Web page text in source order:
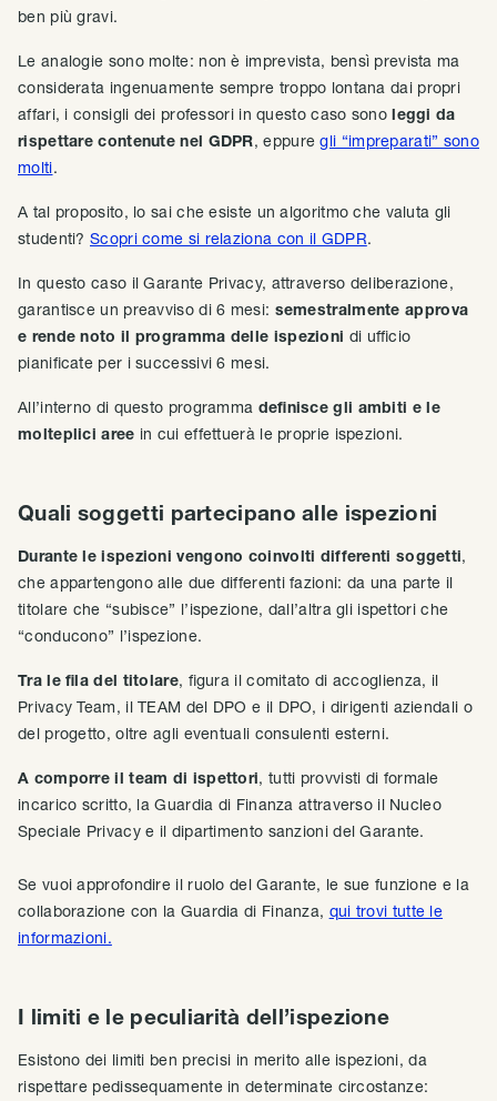
ben più gravi.
Le analogie sono molte: non è imprevista, bensì prevista ma
considerata ingenuamente sempre troppo lontana dai propri
affari, i consigli dei professori in questo caso sonoleggi da
rispettare contenute nel GDPR, eppuregli “impreparati” sono
molti.
A tal proposito, lo sai che esiste un algoritmo che valuta gli
studenti? Scopri come si relaziona con il GDPR.
In questo caso il Garante Privacy, attraverso deliberazione,
garantisce un preavviso di 6 mesi: semestralmente approva
e rende noto il programma delle ispezioni di ufficio
pianificate per i successivi 6 mesi.
All’interno di questo programma definisce gli ambiti e le
molteplici aree in cui effettuerà le proprie ispezioni.
Quali soggetti partecipano alle ispezioni
Durante le ispezioni vengono coinvolti differenti soggetti,
che appartengono alle due differenti fazioni: da una parte il
titolare che “subisce” l’ispezione, dall’altra gli ispettori che
“conducono” l’ispezione.
Tra le fila del titolare, figura il comitato di accoglienza, il
Privacy Team, il TEAM del DPO e il DPO, i dirigenti aziendali o
del progetto, oltre agli eventuali consulenti esterni.
A comporre il team di ispettori, tutti provvisti di formale
incarico scritto, la Guardia di Finanza attraverso il Nucleo
Speciale Privacy e il dipartimento sanzioni del Garante.
Se vuoi approfondire il ruolo del Garante, le sue funzione e la
collaborazione con la Guardia di Finanza, qui trovi tutte le
informazioni.
I limiti e le peculiarità dell’ispezione
Esistono dei limiti ben precisi in merito alle ispezioni, da
rispettare pedissequamente in determinate circostanze: